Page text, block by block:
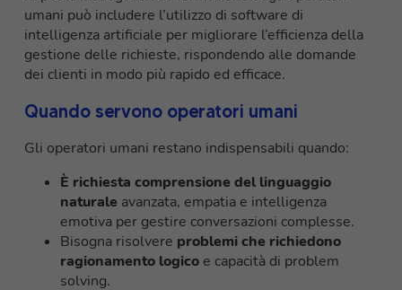
umani può includere l’utilizzo di software di
intelligenza artificiale per migliorare l’efficienza della
gestione delle richieste, rispondendo alle domande
dei clienti in modo più rapido ed efficace.
Quando servono operatori umani
Gli operatori umani restano indispensabili quando:
È richiesta comprensione del linguaggio
naturale avanzata, empatia e intelligenza
emotiva per gestire conversazioni complesse.
Bisogna risolvere problemi che richiedono
ragionamento logico e capacità di problem
solving.